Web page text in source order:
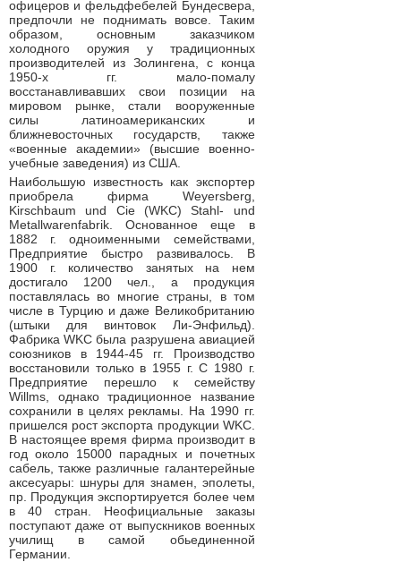
офицеров и фельдфебелей Бундесвера,
предпочли не поднимать вовсе. Таким
образом, основным заказчиком
холодного оружия у традиционных
производителей из Золингена, с конца
1950-х гг. мало-помалу
восстанавливавших свои позиции на
мировом рынке, стали вооруженные
силы латиноамериканских и
ближневосточных государств, также
«военные академии» (высшие военно-
учебные заведения) из США.
Наибольшую известность как экспортер
приобрела фирма Weyersberg,
Kirschbaum und Cie (WKC) Stahl- und
Metallwarenfabrik. Основанное еще в
1882 г. одноименными семействами,
Предприятие быстро развивалось. В
1900 г. количество занятых на нем
достигало 1200 чел., а продукция
поставлялась во многие страны, в том
числе в Турцию и даже Великобританию
(штыки для винтовок Ли-Энфильд).
Фабрика WKC была разрушена авиацией
союзников в 1944-45 гг. Производство
восстановили только в 1955 г. С 1980 г.
Предприятие перешло к семейству
Willms, однако традиционное название
сохранили в целях рекламы. На 1990 гг.
пришелся рост экспорта продукции WKC.
В настоящее время фирма производит в
год около 15000 парадных и почетных
сабель, также различные галантерейные
аксесуары: шнуры для знамен, эполеты,
пр. Продукция экспортируется более чем
в 40 стран. Неофициальные заказы
поступают даже от выпускников военных
училищ в самой обьединенной
Германии.